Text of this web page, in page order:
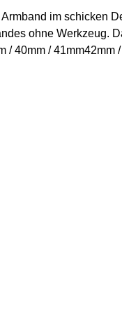
ohne Werkzeug.
Trail Loop Armbandes: 38mm / 40mm /